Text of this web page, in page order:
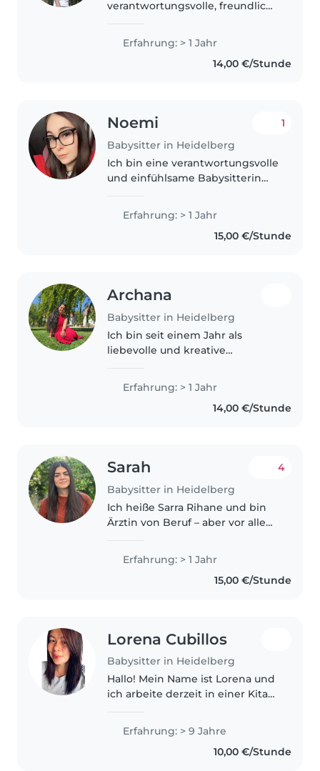
verantwortungsvolle, freundliche
Freude am Umgang mit
Menschen. Derzeit lerne ich
Deutsch und verfüge über
Erfahrung: > 1 Jahr
14,00 €/Stunde
Noemi
Babysitter in Heidelberg
1
Ich bin eine verantwortungsvolle
und einfühlsame Babysitterin
Betreuung von Kindern aller
Altersgruppen, einschließlich
Kindern mit besonderen
Erfahrung: > 1 Jahr
15,00 €/Stunde
Archana
Babysitter in Heidelberg
Ich bin seit einem Jahr als
liebevolle und kreative
auf Familien und Kinder mit
unterschiedlichen Bedürfnissen
einzugehen. Besonders
Erfahrung: > 1 Jahr
14,00 €/Stunde
Sarah
Babysitter in Heidelberg
4
Ich heiße Sarra Rihane und bin
Ärztin von Beruf – aber vor allem
immer hatte ich eine besondere
Verbindung zu ihnen: Ihre
Erfahrung: > 1 Jahr
15,00 €/Stunde
Lorena Cubillos
Babysitter in Heidelberg
Hallo! Mein Name ist Lorena und
ich arbeite derzeit in einer Kita
studierte Pädagogin für
frühkindliche Bildung aus
Kolumbien und habe dort über
Erfahrung: > 9 Jahre
10,00 €/Stunde